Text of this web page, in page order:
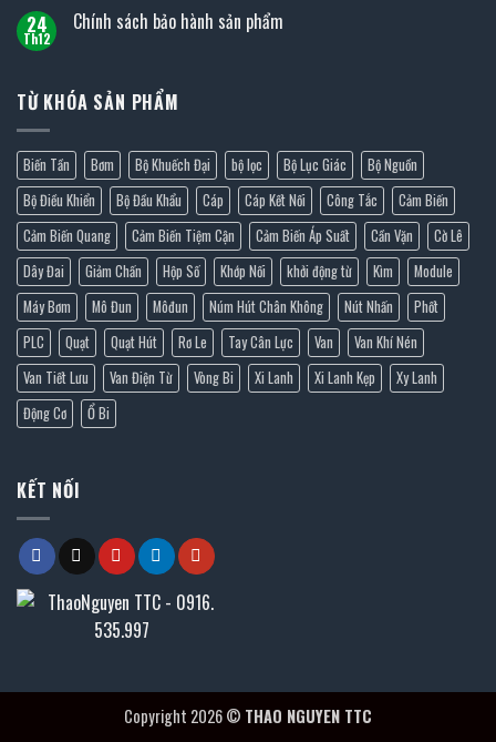
Top
1
cầm
tay
bảo
mật
bình
luận
trả
sản
24
Th12
Chính sách bảo hành sản phẩm
luận
ở
Chính
hành
sản
phẩm
TỪ KHÓA SẢN PHẨM
Biến Tần Bơm Bộ Khuếch Đại bộ lọc Bộ Lục Giác
Bộ Nguồn
Bộ Điều Khiển
Bộ Đầu Khẩu Cáp Cáp Kết Nối Công Tắc
Cảm Biến
Cảm Biến Quang
Cảm Biến Tiệm Cận Cảm Biến Áp Suất Cần Vặn
Cờ Lê
Dây Đai
Giảm Chấn Hộp Số Khớp Nối khởi động từ Kìm
Module
Máy Bơm
Mô Đun Môđun Núm Hút Chân Không Nút Nhấn
Phốt
PLC
Quạt Quạt Hút Rơ Le Tay Cân Lực Van
Van Khí Nén
Van Tiết Lưu
Van Điện Từ Vòng Bi Xi Lanh Xi Lanh Kẹp
Xy Lanh
Động Cơ
Ổ Bi
KẾT NỐI
Copyright 2026 © THAO NGUYEN TTC